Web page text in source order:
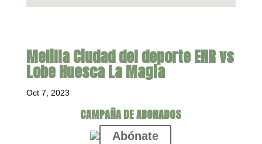
Melilla Ciudad del deporte ENR vs
Lobe Huesca La Magia
Oct 7, 2023
CAMPAÑA DE ABONADOS
Abónate